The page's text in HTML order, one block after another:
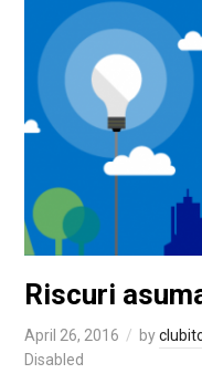
Riscuri
April 26, 2016 by
Disabled